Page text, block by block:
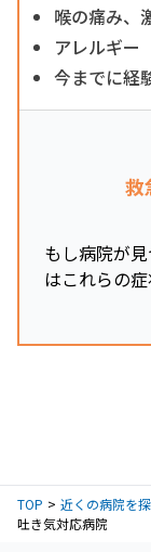
喉の痛み、
アレルギー
今までに経
救
もし病院が
はこれらの
TOP 近くの病院を
吐き気対応病院